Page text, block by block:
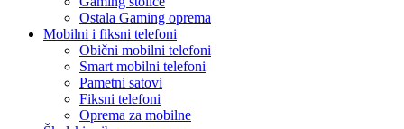
Ostala Gaming oprema
Mobilni i fiksni telefoni
Obični mobilni telefoni
Smart mobilni telefoni
Pametni satovi
Fiksni telefoni
Oprema za mobilne